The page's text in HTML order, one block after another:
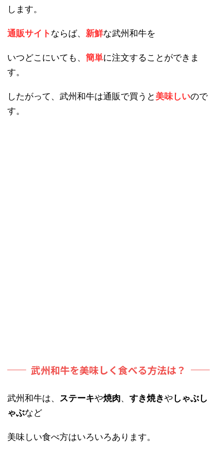
します。
通販サイトならば、 新鮮な武州和牛を
いつどこにいても、 簡単に注文することができま
す。
したがって、武州和牛は通販で買うと 美味しいので
す。
武州和牛を美味しく食べる方法は？
武州和牛は、 ステーキや焼肉、 すき焼きや しゃぶし
ゃぶなど
美味しい食べ方はいろいろあります。